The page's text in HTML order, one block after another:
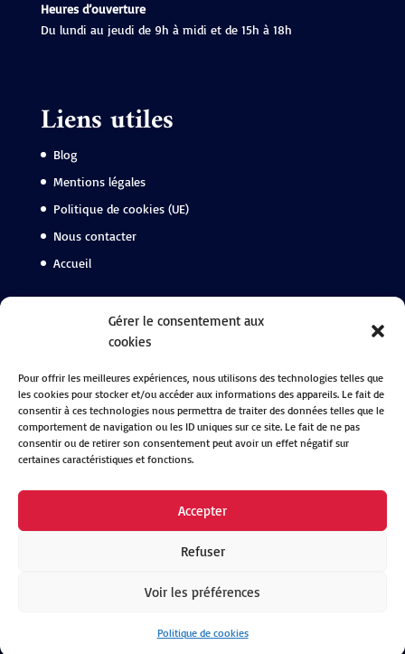
Gérer le consentement aux
cookies
Pour offrir les meilleures expériences, nous utilisons des technologies telles que
les cookies pour stocker et/ou accéder aux informations des appareils. Le fait de
consentir à ces technologies nous permettra de traiter des données telles que le
comportement de navigation ou les ID uniques sur ce site. Le fait de ne pas
consentir ou de retirer son consentement peut avoir un effet négatif sur
certaines caractéristiques et fonctions.
Accepter
Refuser
Voir les préférences
Politique de cookies
Heures d’ouverture
Du lundi au jeudi de 9h à midi et de 15h à 18h
Liens utiles
Blog
Mentions légales
Politique de cookies (UE)
Nous contacter
Accueil
Suivez-nous
Instagram
Linkedin
Neocaminowith ✓